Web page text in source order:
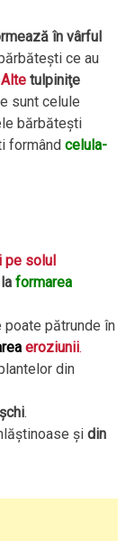
în vârful
ce au
Alte tulpiniţe
sunt celule
bărbăteşti
formândcelula-
pe solul
laformarea
poate pătrunde în
eroziunii.
din
.
şidin